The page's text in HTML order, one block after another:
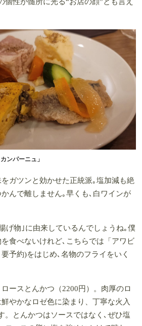
ンパーニュ」
ガツンと効かせた正統派｡塩加減も絶
んで離しません｡早くも､白ワインが
げ物｣に由来しているんでしょうね｡僕
食べないけれど､こちらでは「アワビ
予約)をはじめ､名物のフライをいく
ースとんかつ（2200円）。肉厚のロ
やかなロゼ色に染まり、丁寧な火入
。とんかつはソースではなく､ぜひ塩